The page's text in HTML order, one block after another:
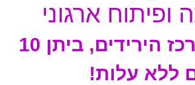
ארגוני
הירידים, ביתן 10
ללא עלות!